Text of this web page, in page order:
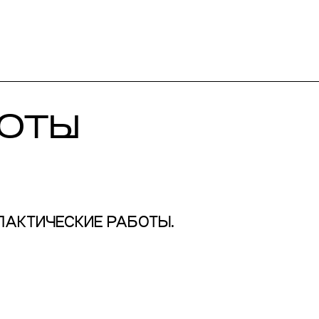
РАБОТЫ.